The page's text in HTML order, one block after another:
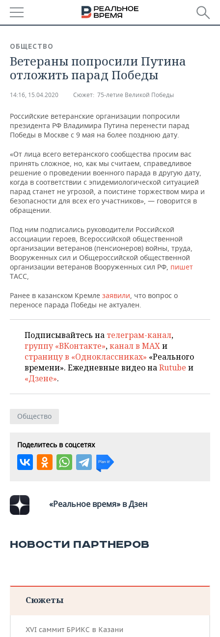
БАШКОРТОСТАН
ТАТАРСТАН
НОВОСТИ
АНАЛИТИКА
ДЕКЛАРАЦИИ О ДОХОДАХ
ВУЗЫ ТАТАРСТАНА
КОМУ ПРИНАДЛЕЖАТ
ТОРГОВЫЕ ЦЕНТРЫ
ТАТАРСТАНА
НОВОСТИ ЭКОНОМИКИ
БАНКИ
БЮДЖЕТ
ИНВЕСТИЦИИ
ПРОМЫШЛЕННОСТЬ
ПРОМЫШЛЕННОСТИ
АГРОПРОМ
МАШИНОСТРОЕНИЕ
НЕФТЬ
ОПК
ЭНЕРГЕТИКА
НОВОСТИ НЕДВИЖИМОСТИ
АВТО
НОВОСТИ АВТО
БИЗНЕС
НОВОСТИ БИЗНЕСА
РОЗНИЧНАЯ ТОРГОВЛЯ
ТРАНСПОРТ
ТЕХНОЛОГИИ
НОВОСТИ ТЕХНОЛОГИЙ
IT
ТЕЛЕКОММУНИКАЦИИ
МЕРОПРИЯТИЯ
НОВОСТИ МЕРОПРИЯТИЙ
БИЗНЕС-БРАНЧИ
ONLINE-КОНФЕРЕНЦИИ
ОТКРЫТАЯ ЛЕКЦИЯ
СПОРТ
ФУТБОЛ
ХОККЕЙ
БАСКЕТБОЛ
ВОЛЕЙБОЛ
ФИГУРНОЕ КАТАНИЕ
ВОДНЫЕ ВИДЫ СПОРТА
ХОККЕЙ С МЯЧОМ
НОВОСТИ ОБЩЕСТВА
ВЛАСТЬ
ИНФРАСТРУКТУРА
ИСТОРИЯ
МЕДИЦИНА
ОБРАЗОВАНИЕ
ПРОИСШЕСТВИЯ
ФОТОГАЛЕРЕЯ
СЮЖЕТЫ
СПРАВОЧНИК
СПИСОК ПЕРСОН
ПОЛНАЯ ВЕРСИЯ
ОБЩЕСТВО
Ветераны попросили Путина
отложить парад Победы
14:16, 15.04.2020 Сюжет: 75-летие Великой Победы
Российские ветеранские организации попросили
президента РФ Владимира Путина перенести парад
Победы в Москве с 9 мая на более позднюю дату.
«От лица всего ветеранского сообщества просим вас
принять сложное, но, как мы считаем, справедливое
решение о проведении военного парада в другую дату,
когда в соответствии с эпидемиологической ситуацией
парад станет не угрозой, а поистине торжеством мира и
безопасности для всех его участников», — говорится в
обращении.
Под ним подписались руководители Российской
ассоциации героев, Всероссийской общественной
организации ветеранов (пенсионеров) войны, труда,
Вооруженных сил и Общероссийской общественной
организации ветеранов Вооруженных сил РФ, пишет
ТАСС,
Ранее в казанском Кремле заявили, что вопрос о
переносе парада Победы не актуален.
Подписывайтесь на телеграм-канал,
группу «ВКонтакте»,канал в MAXи
страницу в «Одноклассниках» «Реального
времени». Ежедневные видео наRutube и
«Дзене».
Общество
Поделитесь в соцсетях
«Реальное время» в Дзен
НОВОСТИ ПАРТНЕРОВ
Сюжеты
XVI саммит БРИКС в Казани